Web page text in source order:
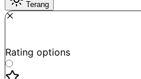
Terang
Rating options